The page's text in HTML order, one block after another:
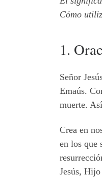
Cómo
1.
Señor
Emaús.
muerte.
Crea en
en los que
Jesús,